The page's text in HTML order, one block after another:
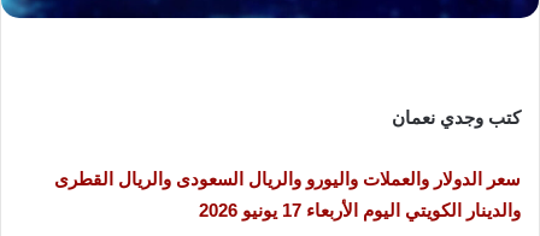
كتب وجدي نعمان
سعر الدولار والعملات واليورو والريال السعودى والريال القطرى
والدينار الكويتي اليوم الأربعاء 17 يونيو 2026